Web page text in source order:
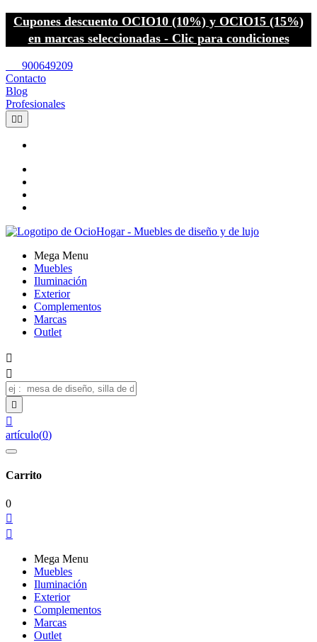
Cupones descuento OCIO10 (10%) y OCIO15 (15%)
en marcas seleccionadas - Clic para condiciones
900649209
Contacto
Blog
Profesionales
 
Mega Menu
Muebles
Iluminación
Exterior
Complementos
Marcas
Outlet




artículo(0)
Carrito
0


Mega Menu
Muebles
Iluminación
Exterior
Complementos
Marcas
Outlet